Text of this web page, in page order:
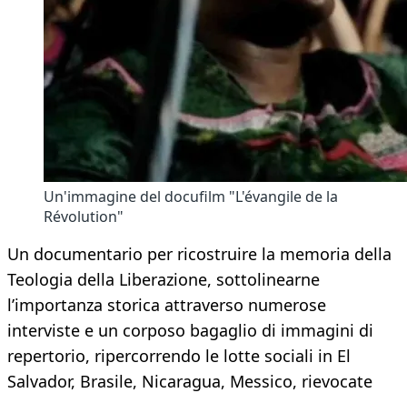
Un'immagine del docufilm "L'évangile de la
Révolution"
Un documentario per ricostruire la memoria della
Teologia della Liberazione, sottolinearne
l’importanza storica attraverso numerose
interviste e un corposo bagaglio di immagini di
repertorio, ripercorrendo le lotte sociali in El
Salvador, Brasile, Nicaragua, Messico, rievocate